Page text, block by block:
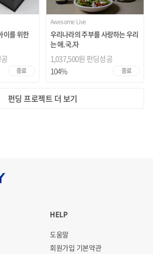
이를 위한
종료
Awesome Live
우리나라의 주부를 사랑하는 우리
는 애.국.자
1,037,500원 펀딩성공
종료
104%
펀딩 프로젝트 더 보기
HELP
도움말
회원가입 기본약관